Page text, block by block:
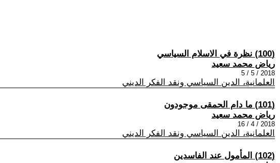
(100) نظرة في الاسلام السياسي
رياض محمد سعيد
2018 / 5 / 5
العلمانية، الدين السياسي ونقد الفكر الديني
(101) ما دام الحمقى موجودون
رياض محمد سعيد
2018 / 4 / 16
العلمانية، الدين السياسي ونقد الفكر الديني
(102) المأمول عند الفاسدين